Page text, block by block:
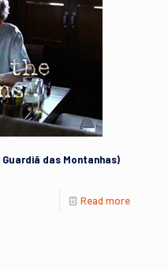
das Montanhas)
Read more